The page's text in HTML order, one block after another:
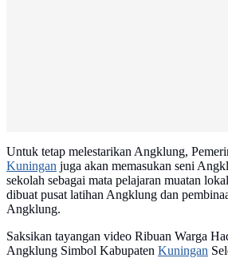
Untuk tetap melestarikan Angklung,
Kuningan juga akan memasukan seni
sekolah sebagai mata pelajaran muatan
dibuat pusat latihan Angklung dan
Angklung.
Saksikan tayangan video Ribuan Warga
Angklung Simbol Kabupaten Kuningan